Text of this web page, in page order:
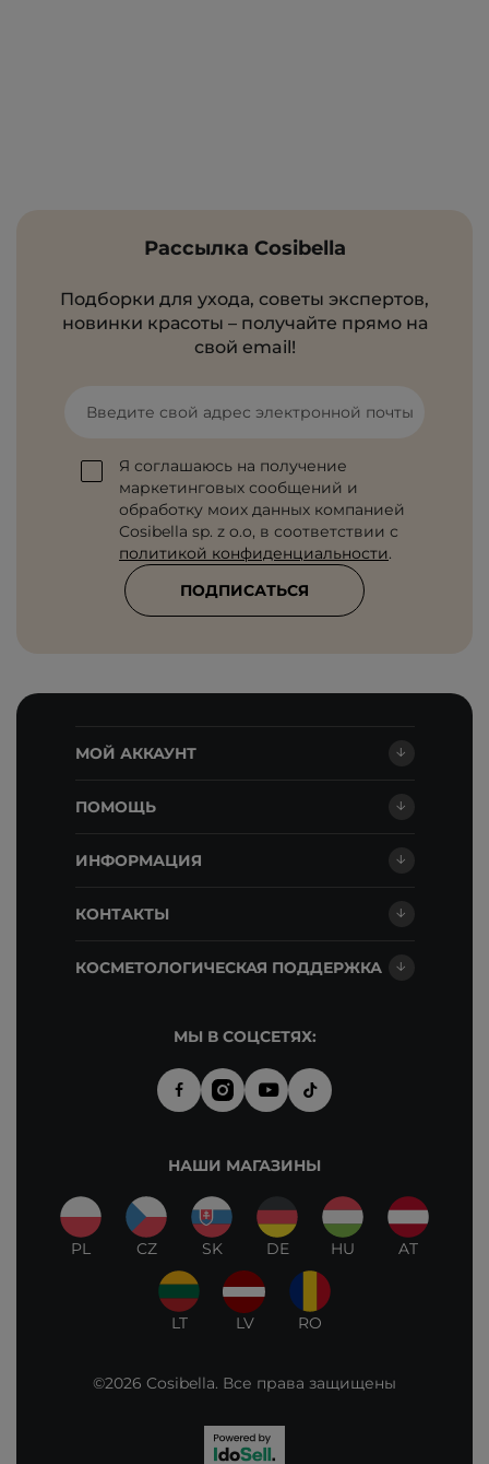
Рассылка Cosibella
Подборки для ухода, советы экспертов,
новинки красоты – получайте прямо на
свой email!
Введите свой адрес электронной почты
Я соглашаюсь на получение
маркетинговых сообщений и
обработку моих данных компанией
Cosibella sp. z o.o, в соответствии с
политикой конфиденциальности.
ПОДПИСАТЬСЯ
МОЙ АККАУНТ
ПОМОЩЬ
ИНФОРМАЦИЯ
КОНТАКТЫ
КОСМЕТОЛОГИЧЕСКАЯ ПОДДЕРЖКА
МЫ В СОЦСЕТЯХ:
НАШИ МАГАЗИНЫ
PL CZ SK DE HU AT
LT LV RO
©2026 Cosibella. Все права защищены